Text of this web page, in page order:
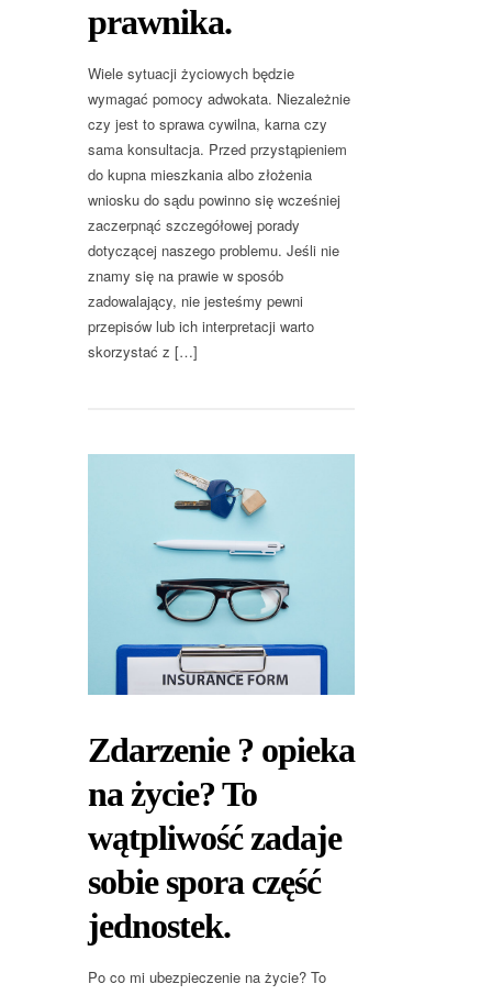
prawnika.
Wiele sytuacji życiowych będzie
wymagać pomocy adwokata. Niezależnie
czy jest to sprawa cywilna, karna czy
sama konsultacja. Przed przystąpieniem
do kupna mieszkania albo złożenia
wniosku do sądu powinno się wcześniej
zaczerpnąć szczegółowej porady
dotyczącej naszego problemu. Jeśli nie
znamy się na prawie w sposób
zadowalający, nie jesteśmy pewni
przepisów lub ich interpretacji warto
skorzystać z […]
Zdarzenie ? opieka
na życie? To
wątpliwość zadaje
sobie spora część
jednostek.
Po co mi ubezpieczenie na życie? To